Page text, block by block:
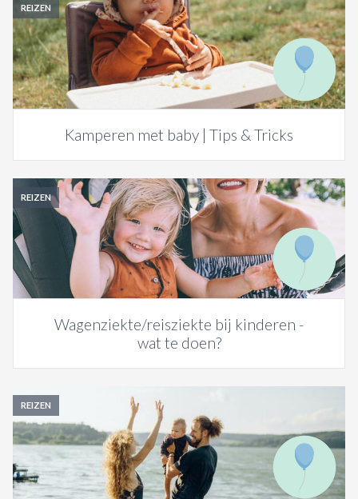
REIZEN
Kamperen met baby | Tips & Tricks
REIZEN
Wagenziekte/reisziekte bij kinderen -
wat te doen?
REIZEN